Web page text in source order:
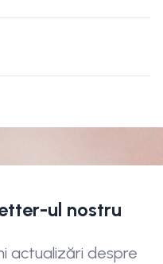
ul nostru
actualizări despre